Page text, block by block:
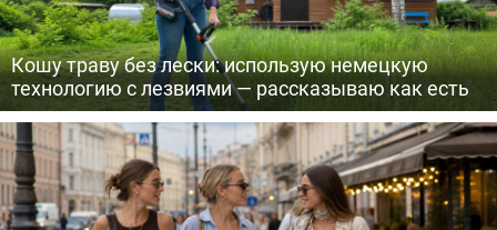
Кошу траву без лески: использую немецкую
технологию с лезвиями — рассказываю как есть